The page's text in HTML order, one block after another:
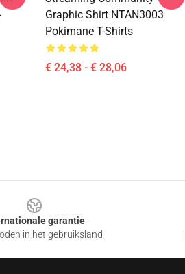
Graphic Shirt NTAN3003
Pokimane T-Shirts
€ 24,38 - € 28,06
garantie
in het gebruiksland